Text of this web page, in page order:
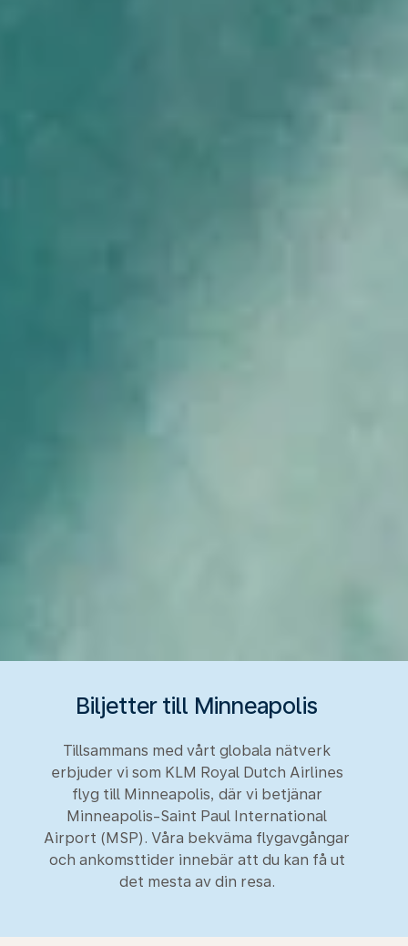
Biljetter till Minneapolis
Tillsammans med vårt globala nätverk
erbjuder vi som KLM Royal Dutch Airlines
flyg till Minneapolis, där vi betjänar
Minneapolis-Saint Paul International
Airport (MSP). Våra bekväma flygavgångar
och ankomsttider innebär att du kan få ut
det mesta av din resa.